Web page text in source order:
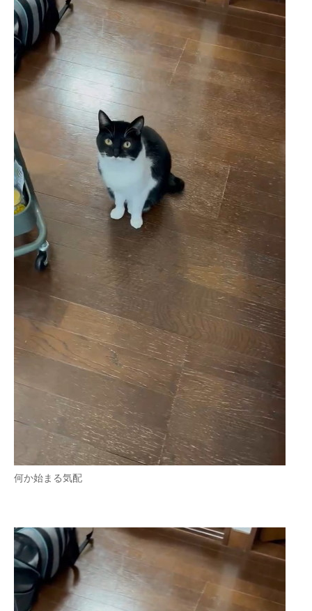
マーケ×ITの今がよく分かる
ITエンジニア向け専門サイト
企業向けIT製品の総合サイト
IT製品の技術・比較・事例
製造業のIT導入・活用を支援
モノづくり技術者専門サイト
エレクトロニクス専門サイト
電子設計の基本と応用
エネルギーの専門メディア
建設×テクノロジーの最前線
ちょっと気になるネットの話題
何か始まる気配